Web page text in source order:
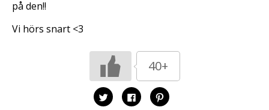
på den!!
Vi hörs snart <3
40+
K
l
K
l
K
l